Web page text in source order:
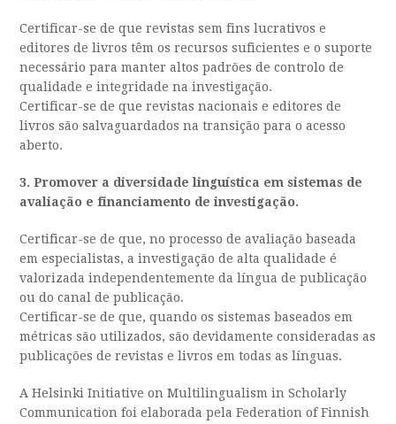
Certificar-se de que revistas sem fins lucrativos e
editores de livros têm os recursos suficientes e o suporte
necessário para manter altos padrões de controlo de
qualidade e integridade na investigação.
Certificar-se de que revistas nacionais e editores de
livros são salvaguardados na transição para o acesso
aberto.
3. Promover a diversidade linguística em sistemas de
avaliação e financiamento de investigação.
Certificar-se de que, no processo de avaliação baseada
em especialistas, a investigação de alta qualidade é
valorizada independentemente da língua de publicação
ou do canal de publicação.
Certificar-se de que, quando os sistemas baseados em
métricas são utilizados, são devidamente consideradas as
publicações de revistas e livros em todas as línguas.
A Helsinki Initiative on Multilingualism in Scholarly
Communication foi elaborada pela Federation of Finnish